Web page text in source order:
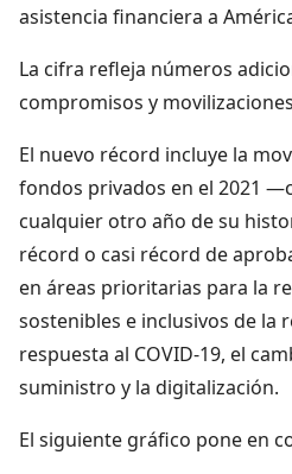
asistencia financiera a
La cifra refleja números
compromisos y
El nuevo récord incluye la
fondos privados en el 2021
cualquier otro año de su
récord o casi récord de
en áreas prioritarias para la
sostenibles e inclusivos de la
respuesta al COVID-19, el
suministro y la digitalización.
El siguiente gráfico pone en